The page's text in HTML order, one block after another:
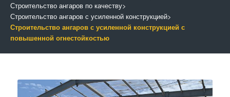
Строительство ангаров по качеству>
Строительство ангаров с усиленной конструкцией>
Строительство ангаров с усиленной конструкцией с
повышенной огнестойкостью